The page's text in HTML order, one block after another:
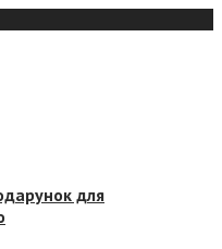
для